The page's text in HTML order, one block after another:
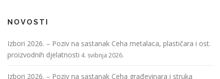
NOVOSTI
Izbori 2026. – Poziv na sastanak Ceha metalaca, plastičara i ost.
proizvodnih djelatnosti 4. svibnja 2026.
Izbori 2026. – Poziv na sastanak Ceha građevinara i struka